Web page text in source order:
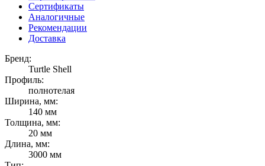
Сертификаты
Аналогичные
Рекомендации
Доставка
Бренд:
Turtle Shell
Профиль:
полнотелая
Ширина, мм:
140 мм
Толщина, мм:
20 мм
Длина, мм:
3000 мм